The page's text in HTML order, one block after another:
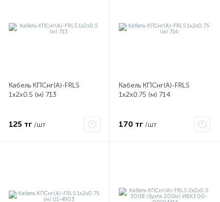
Кабель КПСнг(А)-FRLS
1х2х0.5 (м) 713
125 тг /шт
Кабель КПСнг(А)-FRLS
1х2х0.75 (м) 714
170 тг /шт